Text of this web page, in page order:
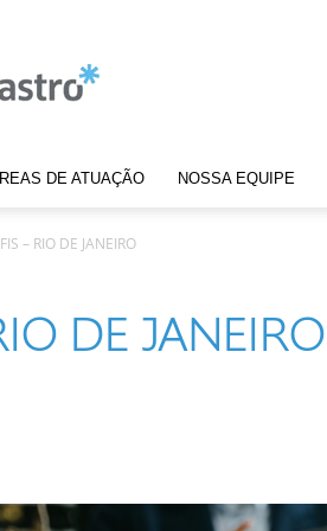
DE ATUAÇÃO NOSSA EQUIPE
– RIO DE JANEIRO
DE JANEIRO